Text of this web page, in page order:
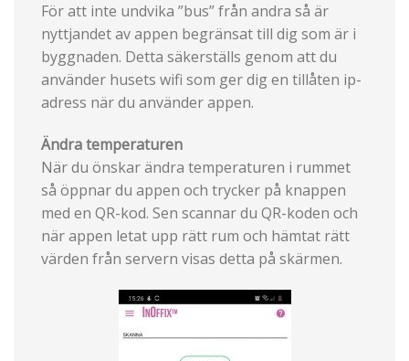
För att inte undvika ”bus” från andra så är
nyttjandet av appen begränsat till dig som är i
byggnaden. Detta säkerställs genom att du
använder husets wifi som ger dig en tillåten ip-
adress när du använder appen.
Ändra temperaturen
När du önskar ändra temperaturen i rummet
så öppnar du appen och trycker på knappen
med en QR-kod. Sen scannar du QR-koden och
när appen letat upp rätt rum och hämtat rätt
värden från servern visas detta på skärmen.